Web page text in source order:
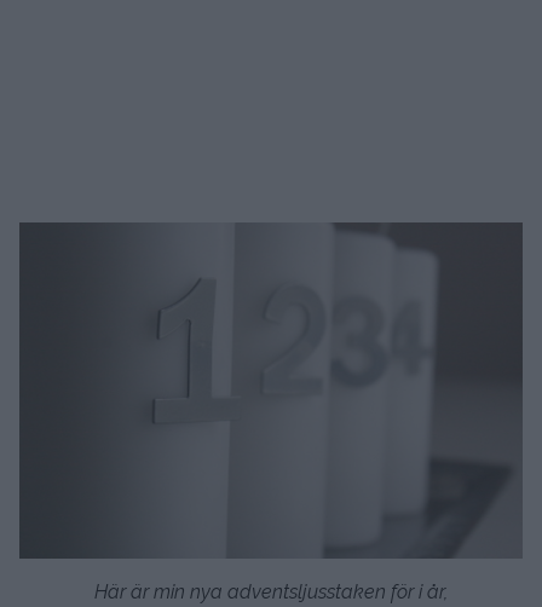
Här är min nya adventsljusstaken för i år,